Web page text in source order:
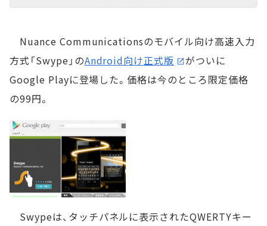
Nuance Communicationsのモバイル向け高速入力
方式「Swype」のAndroid向け正式版
がついに
Google Playに登場した。価格は今のところ限定価格
の99円。
Swypeは、タッチパネルに表示されたQWERTYキー